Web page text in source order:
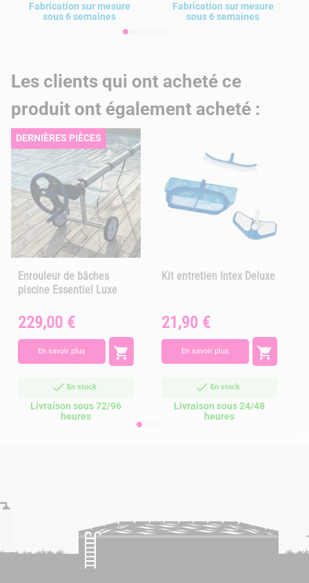
Fabrication sur mesure
sous 6 semaines
Fabrication sur mesure
sous 6 semaines
Les clients qui ont acheté ce
produit ont également acheté :
DERNIÈRES PIÈCES
Enrouleur de bâches
piscine Essentiel Luxe
Prix
229,00 €
En savoir plus 
En stock
Livraison sous 72/96
heures
Kit entretien Intex Deluxe
Prix
21,90 €
En savoir plus 
En stock
Livraison sous 24/48
heures